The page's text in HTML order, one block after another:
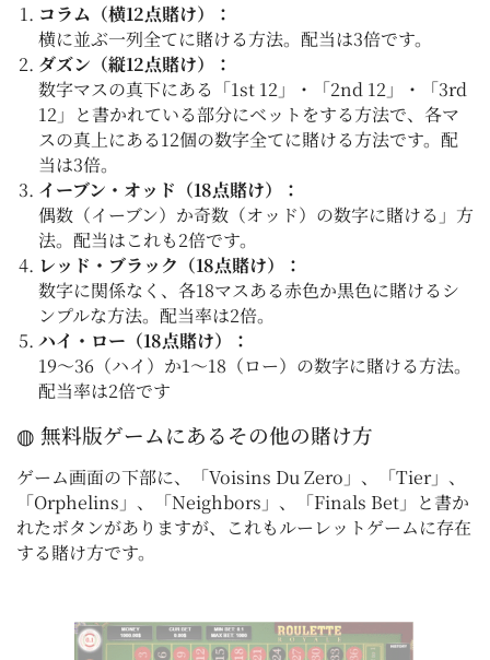
コラム（横12点賭け）：
横に並ぶ一列全てに賭ける方法。配当は3倍です。
ダズン（縦12点賭け）：
数字マスの真下にある「1st 12」・「2nd 12」・「3rd
12」と書かれている部分にベットをする方法で、各マ
スの真上にある12個の数字全てに賭ける方法です。配
当は3倍。
イーブン・オッド（18点賭け）：
偶数（イーブン）か奇数（オッド）の数字に賭ける」方
法。配当はこれも2倍です。
レッド・ブラック（18点賭け）：
数字に関係なく、各18マスある赤色か黒色に賭けるシ
ンプルな方法。配当率は2倍。
ハイ・ロー（18点賭け）：
19～36（ハイ）か1～18（ロー）の数字に賭ける方法。
配当率は2倍です
◍ 無料版ゲームにあるその他の賭け方
ゲーム画面の下部に、「Voisins Du Zero」、「Tier」、
「Orphelins」、「Neighbors」、「Finals Bet」と書か
れたボタンがありますが、これもルーレットゲームに存在
する賭け方です。